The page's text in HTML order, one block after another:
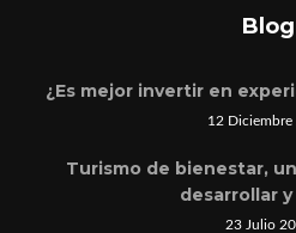
Blog
¿Es mejor invertir en
12 Diciembre
Turismo de bienestar,
desarrollar
23 Julio